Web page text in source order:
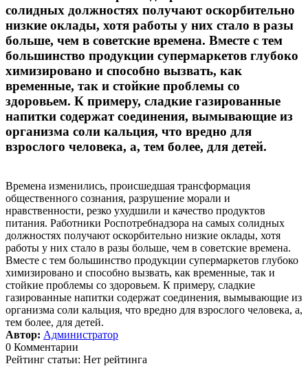
солидных должностях получают оскорбительно
низкие оклады, хотя работы у них стало в разы
больше, чем в советские времена. Вместе с тем
большинство продукции супермаркетов глубоко
химизировано и способно вызвать, как
временные, так и стойкие проблемы со
здоровьем. К примеру, сладкие газированные
напитки содержат соединения, вымывающие из
организма соли кальция, что вредно для
взрослого человека, а, тем более, для детей.
Времена изменились, происшедшая трансформация
общественного сознания, разрушение морали и
нравственности, резко ухудшили и качество продуктов
питания. Работники Роспотребнадзора на самых солидных
должностях получают оскорбительно низкие оклады, хотя
работы у них стало в разы больше, чем в советские времена.
Вместе с тем большинство продукции супермаркетов глубоко
химизировано и способно вызвать, как временные, так и
стойкие проблемы со здоровьем. К примеру, сладкие
газированные напитки содержат соединения, вымывающие из
организма соли кальция, что вредно для взрослого человека, а,
тем более, для детей.
Автор: Администратор
0 Комментарии
Рейтинг статьи: Нет рейтинга